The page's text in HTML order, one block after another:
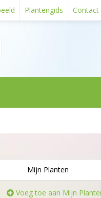
Plantengids Contact
Mijn Planten
Voeg toe aan Mijn